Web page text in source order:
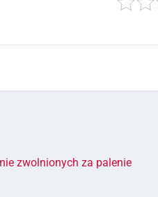
zwolnionych za palenie